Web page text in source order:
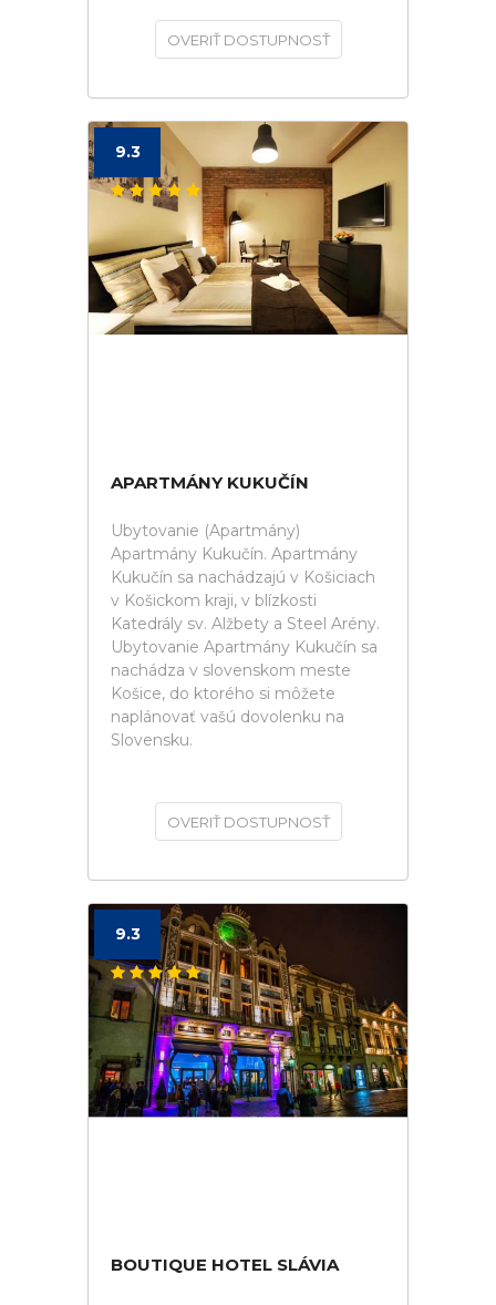
OVERIŤ DOSTUPNOSŤ
9.3
APARTMÁNY KUKUČÍN
Ubytovanie (Apartmány)
Apartmány Kukučín. Apartmány
Kukučín sa nachádzajú v Košiciach
v Košickom kraji, v blízkosti
Katedrály sv. Alžbety a Steel Arény.
Ubytovanie Apartmány Kukučín sa
nachádza v slovenskom meste
Košice, do ktorého si môžete
naplánovať vašú dovolenku na
Slovensku.
OVERIŤ DOSTUPNOSŤ
9.3
BOUTIQUE HOTEL SLÁVIA